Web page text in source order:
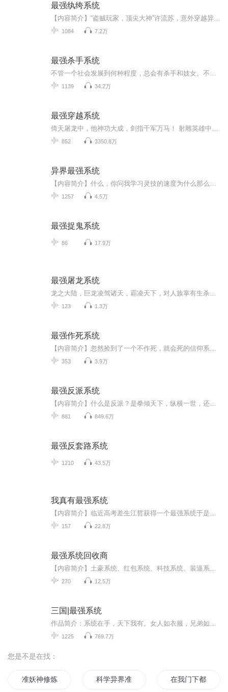
最强纨绔系统
1084 7.2万
最强杀手系统
1139 34.2万
最强穿越系统
852 3350.8万
异界最强系统
1257 4.5万
最强捉鬼系统
86 17.9万
最强屠龙系统
123 1.3万
最强作死系统
353 3.9万
最强反派系统
881 849.6万
最强反套路系统
1210 43.5万
我真有最强系统
157 22.8万
最强系统回收商
270 12.5万
三国|最强系统
1225 769.7万
您是不是在找：
准妖神修炼时光 科学异界准则 在我门下都不准